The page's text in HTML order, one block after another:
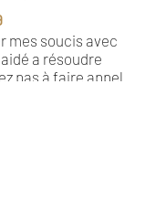
mes soucis avec
a résoudre
pas à faire appel